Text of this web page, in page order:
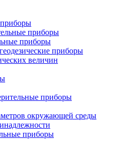
приборы
приборы
приборы
величин
приборы
окружающей среды
приборы